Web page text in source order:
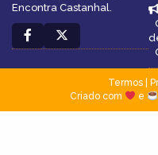
Encontra Castanhal.
Termos|
Criado com
e